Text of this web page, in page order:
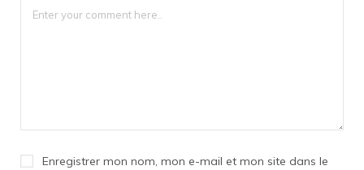
Enregistrer mon nom, mon e-mail et mon site dans le